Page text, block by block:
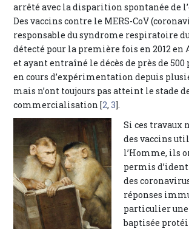
arrêté avec la disparition spontanée de
Des vaccins contre le MERS-CoV
responsable du syndrome respiratoire
détecté pour la première fois en 2012 en
et ayant entraîné le décès de près de 500
en cours d’expérimentation depuis
mais n’ont toujours pas atteint le stade
commercialisation [2,3].
Si ces travaux
des vaccins
l’Homme, ils
permis
des
réponses
particulier
baptisée